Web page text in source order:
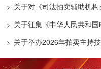
> 关于对《司法拍卖辅助机
> 关于征集《中华人民共和
> 关于举办2026年拍卖主持